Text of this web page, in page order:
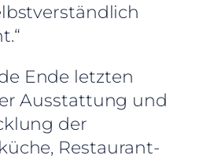
Ende letzten
Ausstattung und
der
Restaurant-